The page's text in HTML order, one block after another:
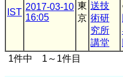
IST
2017-03-10
16:05
東
京
送技
術研
究所
講堂
1件中 1～1件目